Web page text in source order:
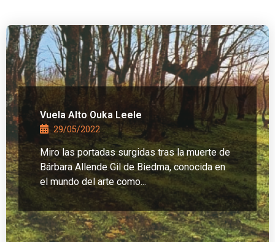
Vuela Alto Ouka Leele
29/05/2022
Miro las portadas surgidas tras la muerte de
Bárbara Allende Gil de Biedma, conocida en
el mundo del arte como...